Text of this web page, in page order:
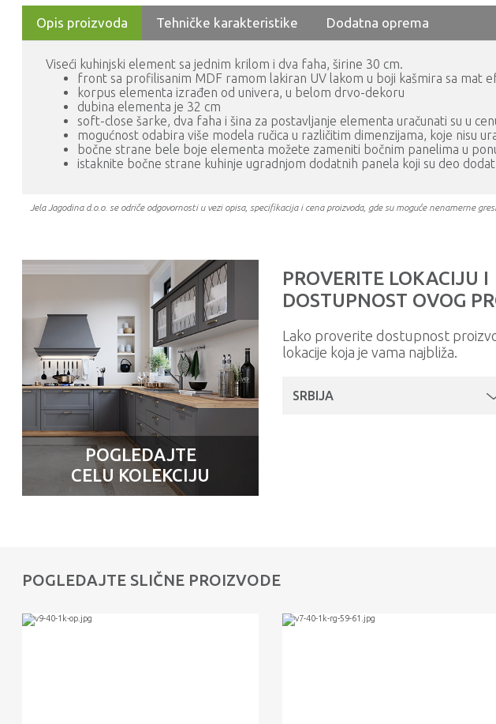
Opis proizvoda Tehničke karakteristike Dodatna oprema
Viseći kuhinjski element sa jednim krilom i dva faha, širine 30 cm.
front sa profilisanim MDF ramom lakiran UV lakom u boji kašmira sa mat
korpus elementa izrađen od univera, u belom drvo-dekoru
dubina elementa je 32 cm
soft-close šarke, dva faha i šina za postavljanje elementa uračunati su u
mogućnost odabira više modela ručica u različitim dimenzijama, koje nisu
bočne strane bele boje elementa možete zameniti bočnim panelima u
istaknite bočne strane kuhinje ugradnjom dodatnih panela koji su deo
Jela Jagodina d.o.o. se odriče odgovornosti u vezi opisa, specifikacija i cena proizvoda, gde su moguće nenamerne
PROVERITE LOKACIJU I
DOSTUPNOST OVOG
Lako proverite dostupnost
lokacije koja je vama najbliža.
SRBIJA
POGLEDAJTE
CELU KOLEKCIJU
POGLEDAJTE SLIČNE PROIZVODE